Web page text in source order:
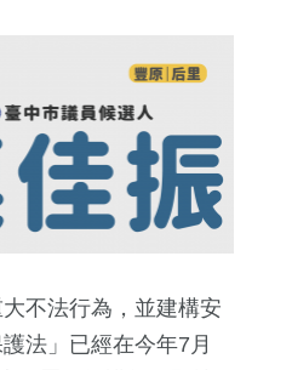
不法行為，並建構安
法」已經在今年7月